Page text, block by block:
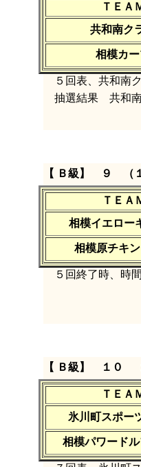
ＴＥＡ
共和南ク
相模カ
５回表、共和南
抽選結果 共和
【 Ｂ級】 ９ （１
ＴＥＡ
相模イエロー
相模原チキ
５回終了時、時
【 Ｂ級】 １０ （
ＴＥＡ
氷川町スポー
相模パワード